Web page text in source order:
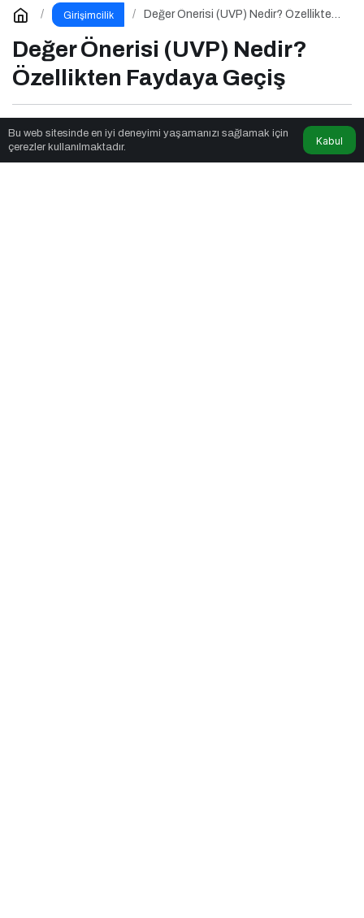
Girişimcilik
Değer Önerisi (UVP) Nedir? Özellikten
Değer Önerisi (UVP) Nedir?
Özellikten Faydaya Geçiş
Beyaz Yakalı Girişimcitarafından yayınlandı
2dk, 9sn
Bu web sitesinde en iyi deneyimi yaşamanızı sağlamak için
çerezler kullanılmaktadır.
Kabul